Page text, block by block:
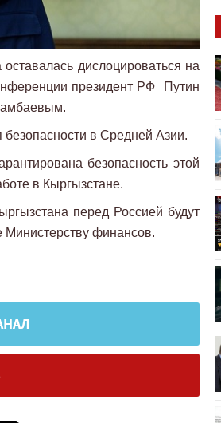
дислоцироваться на
президент РФ Путин
в Средней Азии.
безопасность этой
в Кыргызстане.
перед Россией будут
Министерству финансов.